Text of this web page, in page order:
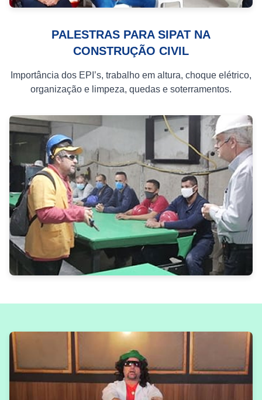
PALESTRAS PARA SIPAT NA
CONSTRUÇÃO CIVIL
Importância dos EPI’s, trabalho em altura, choque elétrico,
organização e limpeza, quedas e soterramentos.